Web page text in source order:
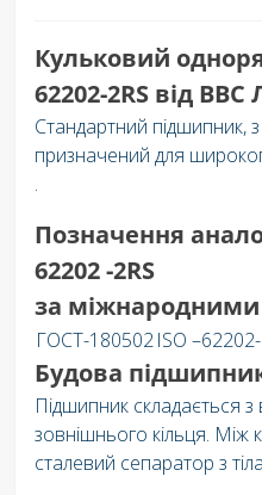
Кульковий
62202-2RS від BBC
Стандартний
призначений для
.
Позначення
62202 -2RS
за
ГОСТ-180502ISO
Будова
Підшипник складається з
зовнішнього кільця. Між
сталевий сепаратор з